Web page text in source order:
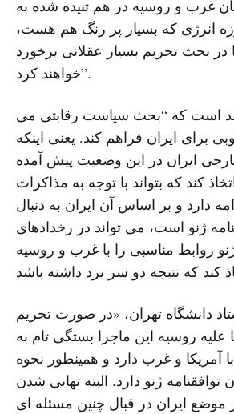
غرب و روسیه در هم تنیده شده به
انرژی که بسیار پر رنگ هم هست،
بحث تحریم بسیار عقلانی برخورد
خواهند کرد”.
است که “بحث سیاست رقابتی می
برای ایران فراهم کند. یعنی اینکه
ایران در این وضعیت پیش آمده
کند که بتواند با توجه به مذاکرات
۱+۵ که ادامه دارد و بر اساس آن ایران به دنبال
ژنو است، می تواند در رخدادهای
روابط مناسبی را با غرب و روسیه
دانشگاه تهران، «در صورت تحریم
روسیه این ماجرا بستگی تام به
آمریکا و غرب دارد و همینطور نحوه
ژنو دارد. البته نهایی شدن
موضع ایران در قبال چنین مسئله ای